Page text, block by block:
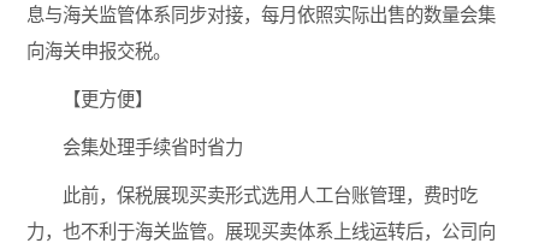
息与海关监管体系同步对接，每月依照实际出售的数量会集
向海关申报交税。
【更方便】
会集处理手续省时省力
此前，保税展现买卖形式选用人工台账管理，费时吃
力，也不利于海关监管。展现买卖体系上线运转后，公司向